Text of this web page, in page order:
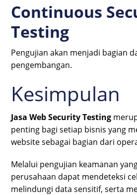
Continuous
Testing
Pengujian akan menjadi bagian
pengembangan.
Kesimpulan
Jasa Web Security Testing
penting bagi setiap bisnis yang
website sebagai bagian dari
Melalui pengujian keamanan
perusahaan dapat mendeteksi
melindungi data sensitif, serta